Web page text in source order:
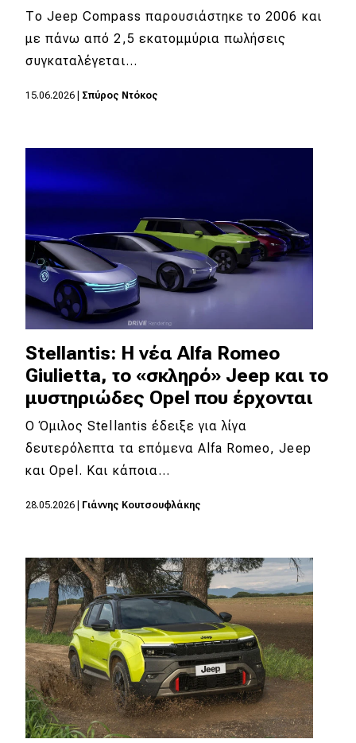
eDRIVE
Το Jeep Compass παρουσιάστηκε το 2006 και
με πάνω από 2,5 εκατομμύρια πωλήσεις
συγκαταλέγεται…
15.06.2026 Σπύρος Ντόκος
Stellantis: Η νέα Alfa Romeo
Giulietta, το «σκληρό» Jeep και το
μυστηριώδες Opel που έρχονται
Ο Όμιλος Stellantis έδειξε για λίγα
δευτερόλεπτα τα επόμενα Alfa Romeo, Jeep
και Opel. Και κάποια…
28.05.2026 Γιάννης Κουτσουφλάκης